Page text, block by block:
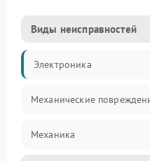
Виды неисправностей
Электроника
Механические
Механика